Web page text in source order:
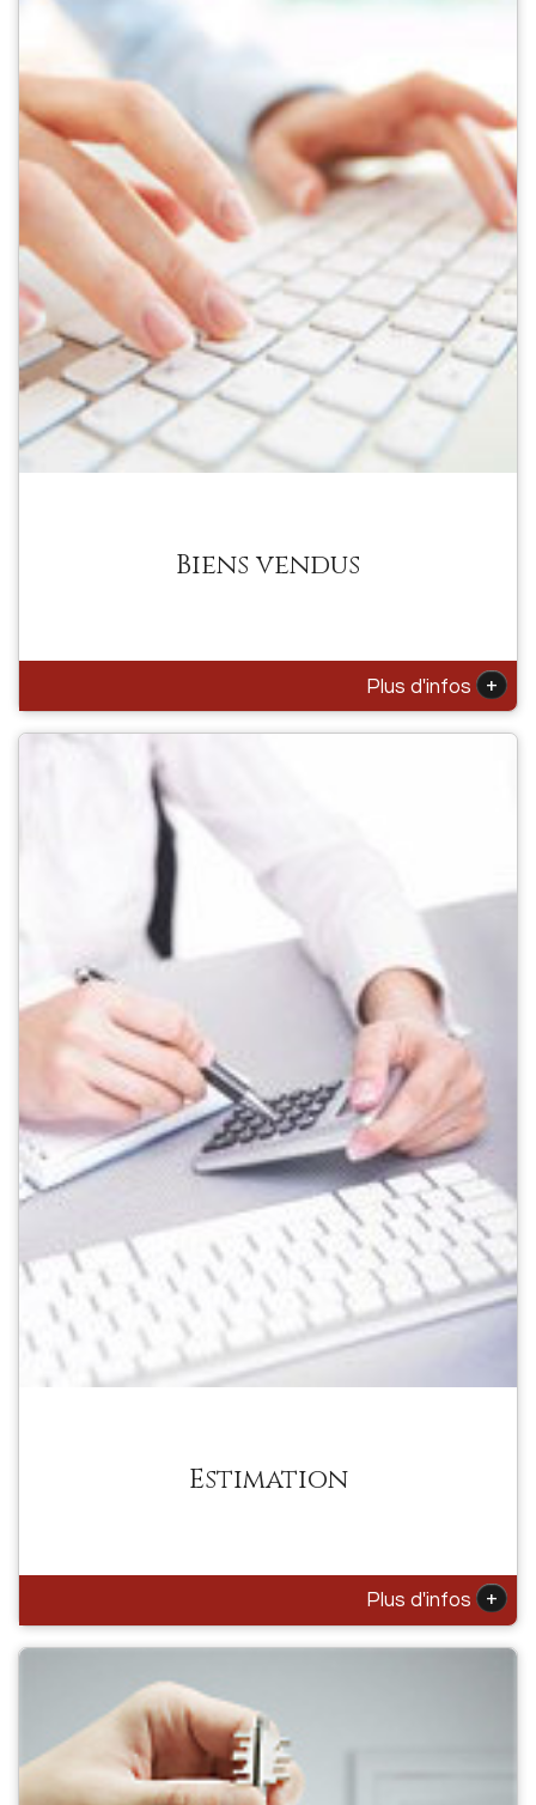
Biens vendus
Plus d'infos +
Estimation
Plus d'infos +